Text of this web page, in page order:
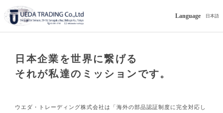
Language 日本語
日本企業を世界に繋げる
それが私達のミッションです。
ウエダ・トレーディング株式会社は「海外の部品認証制度に完全対応し